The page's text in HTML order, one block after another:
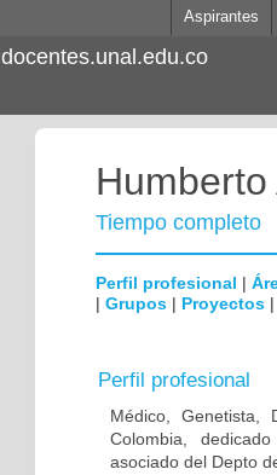
Aspirantes
docentes.unal.edu.co
Tiempo completo
Perfil profesional |
| Grupos | Proyectos
Perfil profesional
Médico, Genetista,
Colombia,
asociado del Depto